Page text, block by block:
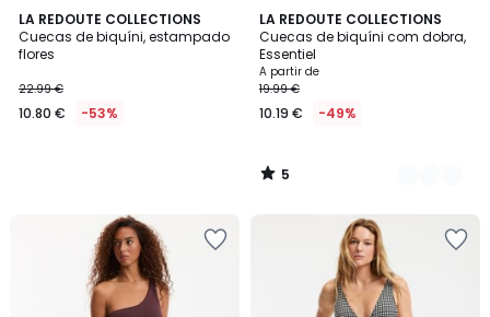
LA REDOUTE COLLECTIONS
Cuecas de biquíni, estampado
flores
22.99 €
10.80 € -53%
LA REDOUTE COLLECTIONS
Cuecas de biquíni com dobra,
Essentiel
A partir de
19.99 €
10.19 € -49%
5
/
5
2
Cores
5
/